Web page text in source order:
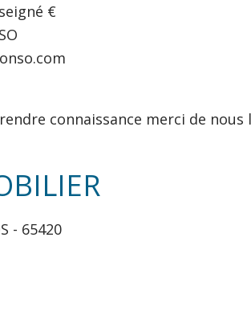
€
connaissance merci de nous
- 65420